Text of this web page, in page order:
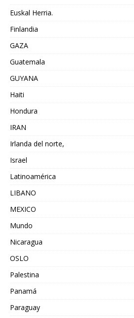
Euskal Herria.
Finlandia
GAZA
Guatemala
GUYANA
Haiti
Hondura
IRAN
Irlanda del norte,
Israel
Latinoamérica
LIBANO
MEXICO
Mundo
Nicaragua
OSLO
Palestina
Panamá
Paraguay